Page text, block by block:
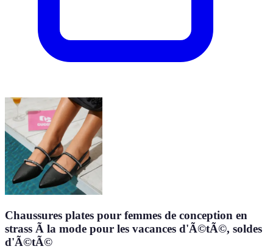
Chaussures plates pour femmes de conception en
strass Ã la mode pour les vacances d'Ã©tÃ©, soldes
d'Ã©tÃ©